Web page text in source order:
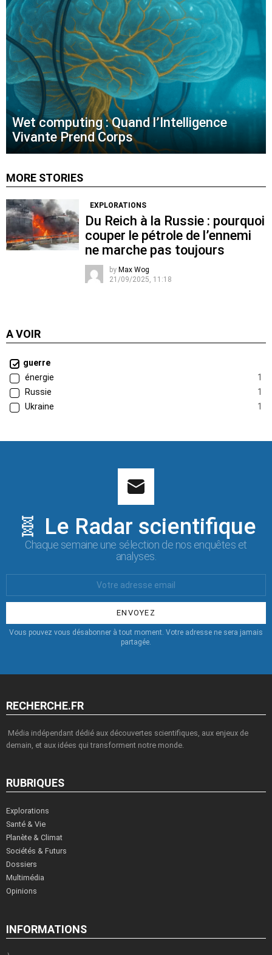
Wet computing : Quand l’Intelligence
Vivante Prend Corps
MORE STORIES
EXPLORATIONS
Du Reich à la Russie : pourquoi
couper le pétrole de l’ennemi
ne marche pas toujours
by Max Wog
21/09/2025, 11:18
A VOIR
guerre
énergie
1
Russie
1
Ukraine
1
🧬 Le Radar scientifique
Chaque semaine une sélection de nos enquêtes et
analyses.
:
Vous pouvez vous désabonner à tout moment. Votre adresse ne sera jamais
partagée.
RECHERCHE.FR
Média indépendant dédié aux découvertes scientifiques, aux enjeux de
demain, et aux idées qui transforment notre monde.
RUBRIQUES
Explorations
Santé & Vie
Planète & Climat
Sociétés & Futurs
Dossiers
Multimédia
Opinions
INFORMATIONS